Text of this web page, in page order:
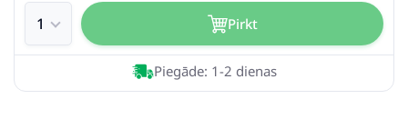
Pirkt
Piegāde: 1-2 dienas